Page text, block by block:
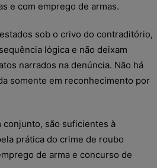
e com emprego de armas.
sob o crivo do contraditório,
lógica e não deixam
narrados na denúncia. Não há
somente em reconhecimento por
conjunto, são suficientes à
prática do crime de roubo
de arma e concurso de